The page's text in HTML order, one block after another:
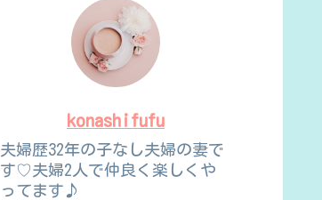
konashifufu
夫婦歴32年の子なし夫婦の妻で
す♡夫婦2人で仲良く楽しくや
ってます♪